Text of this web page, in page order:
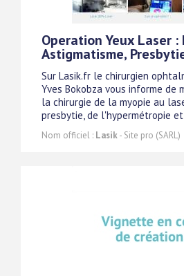
Operation Yeux Laser :
Astigmatisme,
Sur Lasik.fr le chirurgien
Yves Bokobza vous informe de
la chirurgie de la myopie au
presbytie, de l'hypermétropie
Nom officiel : Lasik- Site pro (SARL)